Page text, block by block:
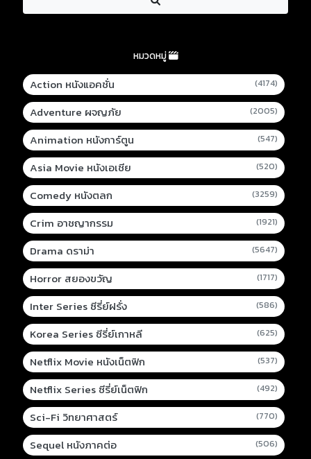
หมวดหมู่
Action หนังแอคชั่น (4174)
Adventure ผจญภัย (2005)
Animation หนังการ์ตูน (547)
Asia Movie หนังเอเชีย (520)
Comedy หนังตลก (3259)
Crim อาชญากรรม (1921)
Drama ดราม่า (5647)
Horror สยองขวัญ (1717)
Inter Series ซีรี่ย์ฝรั่ง (586)
Korea Series ซีรี่ย์เกาหลี (625)
Netflix Movie หนังเน็ตฟิก (537)
Netflix Series ซีรี่ย์เน็ตฟิก (492)
Sci-Fi วิทยาศาสตร์ (770)
Sequel หนังภาคต่อ (506)